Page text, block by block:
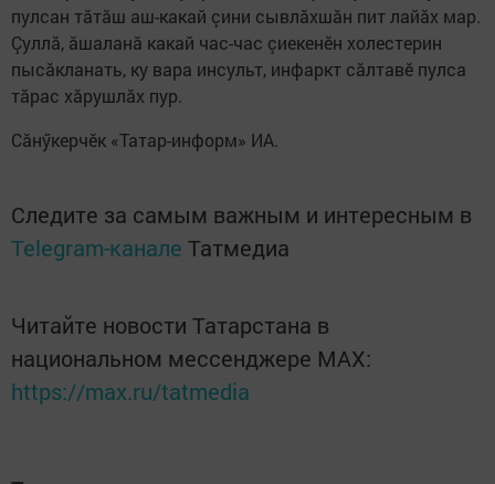
пулсан тăтăш аш-какай çини сывлăхшăн пит лайăх мар.
Çуллă, ăшаланă какай час-час çиекенӗн холестерин
пысăкланать, ку вара инсульт, инфаркт сăлтавӗ пулса
тăрас хăрушлăх пур.
Сăнӳкерчӗк «Татар-информ» ИА.
Следите за самым важным и интересным в
Telegram-канале Татмедиа
Читайте новости Татарстана в
национальном мессенджере MАХ:
https://max.ru/tatmedia